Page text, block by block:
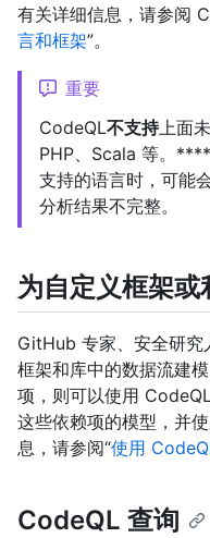
有关详细信息，请参阅
言和框架”。
重要
CodeQL不支持上面
PHP、Scala 等。
支持的语言时，可能
分析结果不完整。
为自定义框架
GitHub 专家、安全研究
框架和库中的数据流建
项，则可以使用
这些依赖项的模型，并
息，请参阅“使用
CodeQL 查询